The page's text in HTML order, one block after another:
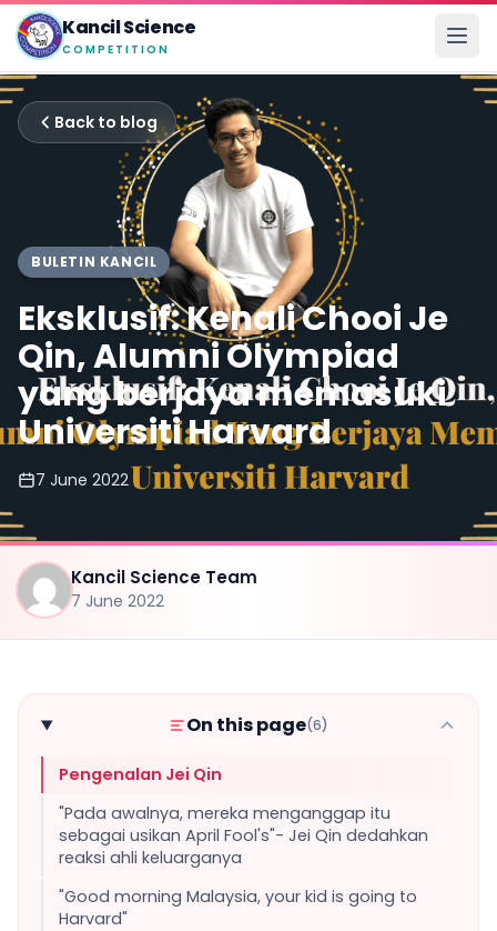
Kancil Science
COMPETITION
Back to blog
BULETIN KANCIL
Eksklusif: Kenali Chooi Je
Qin, Alumni Olympiad
yang berjaya memasuki
Universiti Harvard
7 June 2022
Kancil Science Team
7 June 2022
On this page(6)
Pengenalan Jei Qin
"Pada awalnya, mereka menganggap itu
sebagai usikan April Fool's"- Jei Qin dedahkan
reaksi ahli keluarganya
"Good morning Malaysia, your kid is going to
Harvard"